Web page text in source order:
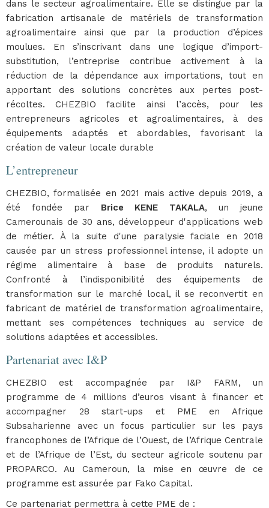
dans le secteur agroalimentaire. Elle se distingue par la
fabrication artisanale de matériels de transformation
agroalimentaire ainsi que par la production d’épices
moulues. En s’inscrivant dans une logique d’import-
substitution, l’entreprise contribue activement à la
réduction de la dépendance aux importations, tout en
apportant des solutions concrètes aux pertes post-
récoltes. CHEZBIO facilite ainsi l’accès, pour les
entrepreneurs agricoles et agroalimentaires, à des
équipements adaptés et abordables, favorisant la
création de valeur locale durable
L’entrepreneur
CHEZBIO, formalisée en 2021 mais active depuis 2019, a
été fondée par Brice KENE TAKALA, un jeune
Camerounais de 30 ans, développeur d'applications web
de métier. À la suite d'une paralysie faciale en 2018
causée par un stress professionnel intense, il adopte un
régime alimentaire à base de produits naturels.
Confronté à l’indisponibilité des équipements de
transformation sur le marché local, il se reconvertit en
fabricant de matériel de transformation agroalimentaire,
mettant ses compétences techniques au service de
solutions adaptées et accessibles.
Partenariat avec I&P
CHEZBIO est accompagnée par I&P FARM, un
programme de 4 millions d’euros visant à financer et
accompagner 28 start-ups et PME en Afrique
Subsaharienne avec un focus particulier sur les pays
francophones de l’Afrique de l’Ouest, de l’Afrique Centrale
et de l’Afrique de l’Est, du secteur agricole soutenu par
PROPARCO. Au Cameroun, la mise en œuvre de ce
programme est assurée par Fako Capital.
Ce partenariat permettra à cette PME de :